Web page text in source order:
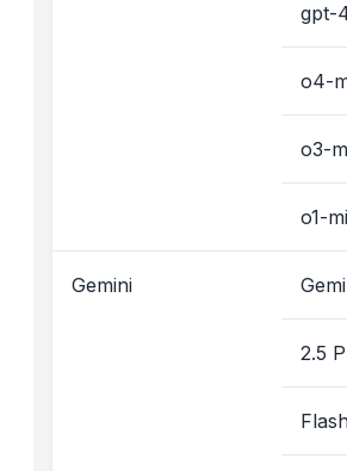
gpt-
o4-
o3-
o1-
Gemini
2.5